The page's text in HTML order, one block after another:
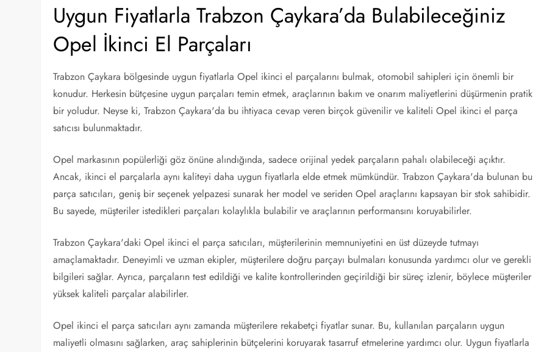
Uygun Fiyatlarla Trabzon Çaykara’da Bulabileceğiniz
Opel İkinci El Parçaları
Trabzon Çaykara bölgesinde uygun fiyatlarla Opel ikinci el parçalarını bulmak, otomobil sahipleri için önemli bir
konudur. Herkesin bütçesine uygun parçaları temin etmek, araçlarının bakım ve onarım maliyetlerini düşürmenin pratik
bir yoludur. Neyse ki, Trabzon Çaykara'da bu ihtiyaca cevap veren birçok güvenilir ve kaliteli Opel ikinci el parça
satıcısı bulunmaktadır.
Opel markasının popülerliği göz önüne alındığında, sadece orijinal yedek parçaların pahalı olabileceği açıktır.
Ancak, ikinci el parçalarla aynı kaliteyi daha uygun fiyatlarla elde etmek mümkündür. Trabzon Çaykara'da bulunan bu
parça satıcıları, geniş bir seçenek yelpazesi sunarak her model ve seriden Opel araçlarını kapsayan bir stok sahibidir.
Bu sayede, müşteriler istedikleri parçaları kolaylıkla bulabilir ve araçlarının performansını koruyabilirler.
Trabzon Çaykara'daki Opel ikinci el parça satıcıları, müşterilerinin memnuniyetini en üst düzeyde tutmayı
amaçlamaktadır. Deneyimli ve uzman ekipler, müşterilere doğru parçayı bulmaları konusunda yardımcı olur ve gerekli
bilgileri sağlar. Ayrıca, parçaların test edildiği ve kalite kontrollerinden geçirildiği bir süreç izlenir, böylece müşteriler
yüksek kaliteli parçalar alabilirler.
Opel ikinci el parça satıcıları aynı zamanda müşterilere rekabetçi fiyatlar sunar. Bu, kullanılan parçaların uygun
maliyetli olmasını sağlarken, araç sahiplerinin bütçelerini koruyarak tasarruf etmelerine yardımcı olur. Uygun fiyatlarla